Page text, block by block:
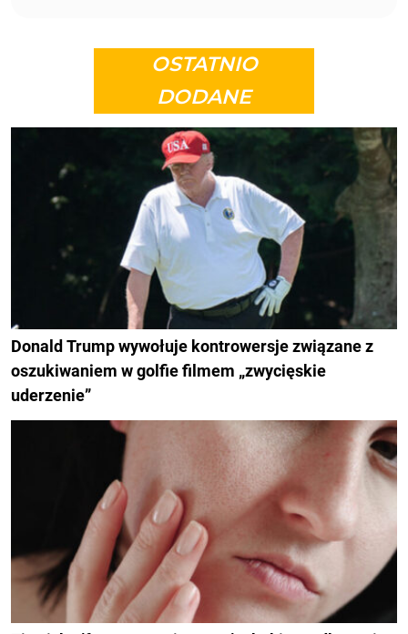
OSTATNIO
DODANE
Donald Trump wywołuje kontrowersje związane z
oszukiwaniem w golfie filmem „zwycięskie
uderzenie”